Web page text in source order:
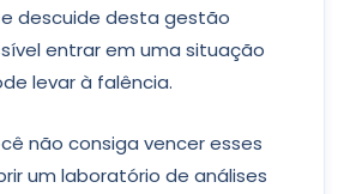
descuide desta gestão
entrar em uma situação
levar à falência.
não consiga vencer esses
um laboratório de análises